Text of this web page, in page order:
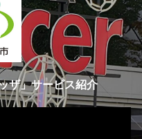
ザ」サービス紹介